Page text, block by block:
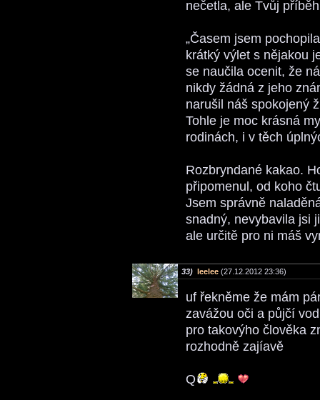
nečetla, ale Tvůj
„Časem jsem
krátký výlet s nějakou
se naučila ocenit, že
nikdy žádná z jeho
narušil náš spokojený
Tohle je moc krásná
rodinách, i v těch
Rozbryndané kakao.
připomenul, od koho
Jsem správně
snadný, nevybavila jsi
ale určitě pro ni máš
33) leelee (27.12.2012 23:36)
uf řekněme že mám
zavážou oči a půjčí
pro takovýho člověka
rozhodně zajíavě
Q